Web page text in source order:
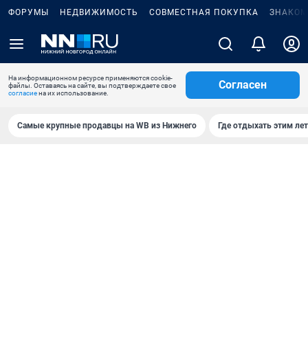
ФОРУМЫ НЕДВИЖИМОСТЬ СОВМЕСТНАЯ ПОКУПКА
На информационном ресурсе применяются cookie-
файлы. Оставаясь на сайте, вы подтверждаете свое
согласиена их использование.
Согласен
Самые крупные продавцы на WB из Нижнего Где отдыхать этим